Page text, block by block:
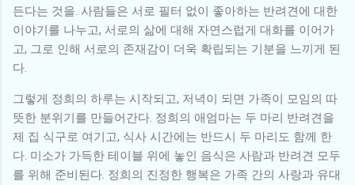
든다는 것을. 사람들은 서로 필터 없이 좋아하는 반려견에 대한
이야기를 나누고, 서로의 삶에 대해 자연스럽게 대화를 이어가
고, 그로 인해 서로의 존재감이 더욱 확립되는 기분을 느끼게 된
다.
그렇게 정희의 하루는 시작되고, 저녁이 되면 가족이 모임의 따
뜻한 분위기를 만들어간다. 정희의 애엄마는 두 마리 반려견을
제 집 식구로 여기고, 식사 시간에는 반드시 두 마리도 함께 한
다. 미소가 가득한 테이블 위에 놓인 음식은 사람과 반려견 모두
를 위해 준비된다. 정희의 진정한 행복은 가족 간의 사랑과 유대